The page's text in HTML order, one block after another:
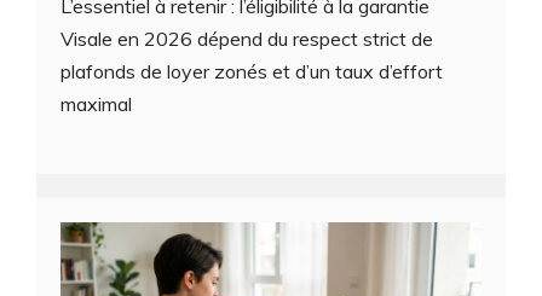
L’essentiel à retenir : l’éligibilité à la garantie
Visale en 2026 dépend du respect strict de
plafonds de loyer zonés et d’un taux d’effort
maximal